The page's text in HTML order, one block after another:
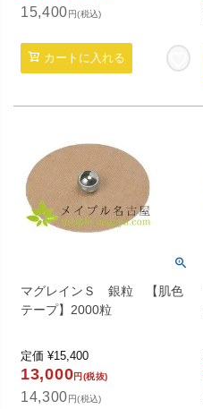
15,400 円(税込)
カートに入れる
マグレインＳ 銀粒 【肌色
テープ】2000粒
定価 ¥15,400
13,000円(税抜)
14,300 円(税込)